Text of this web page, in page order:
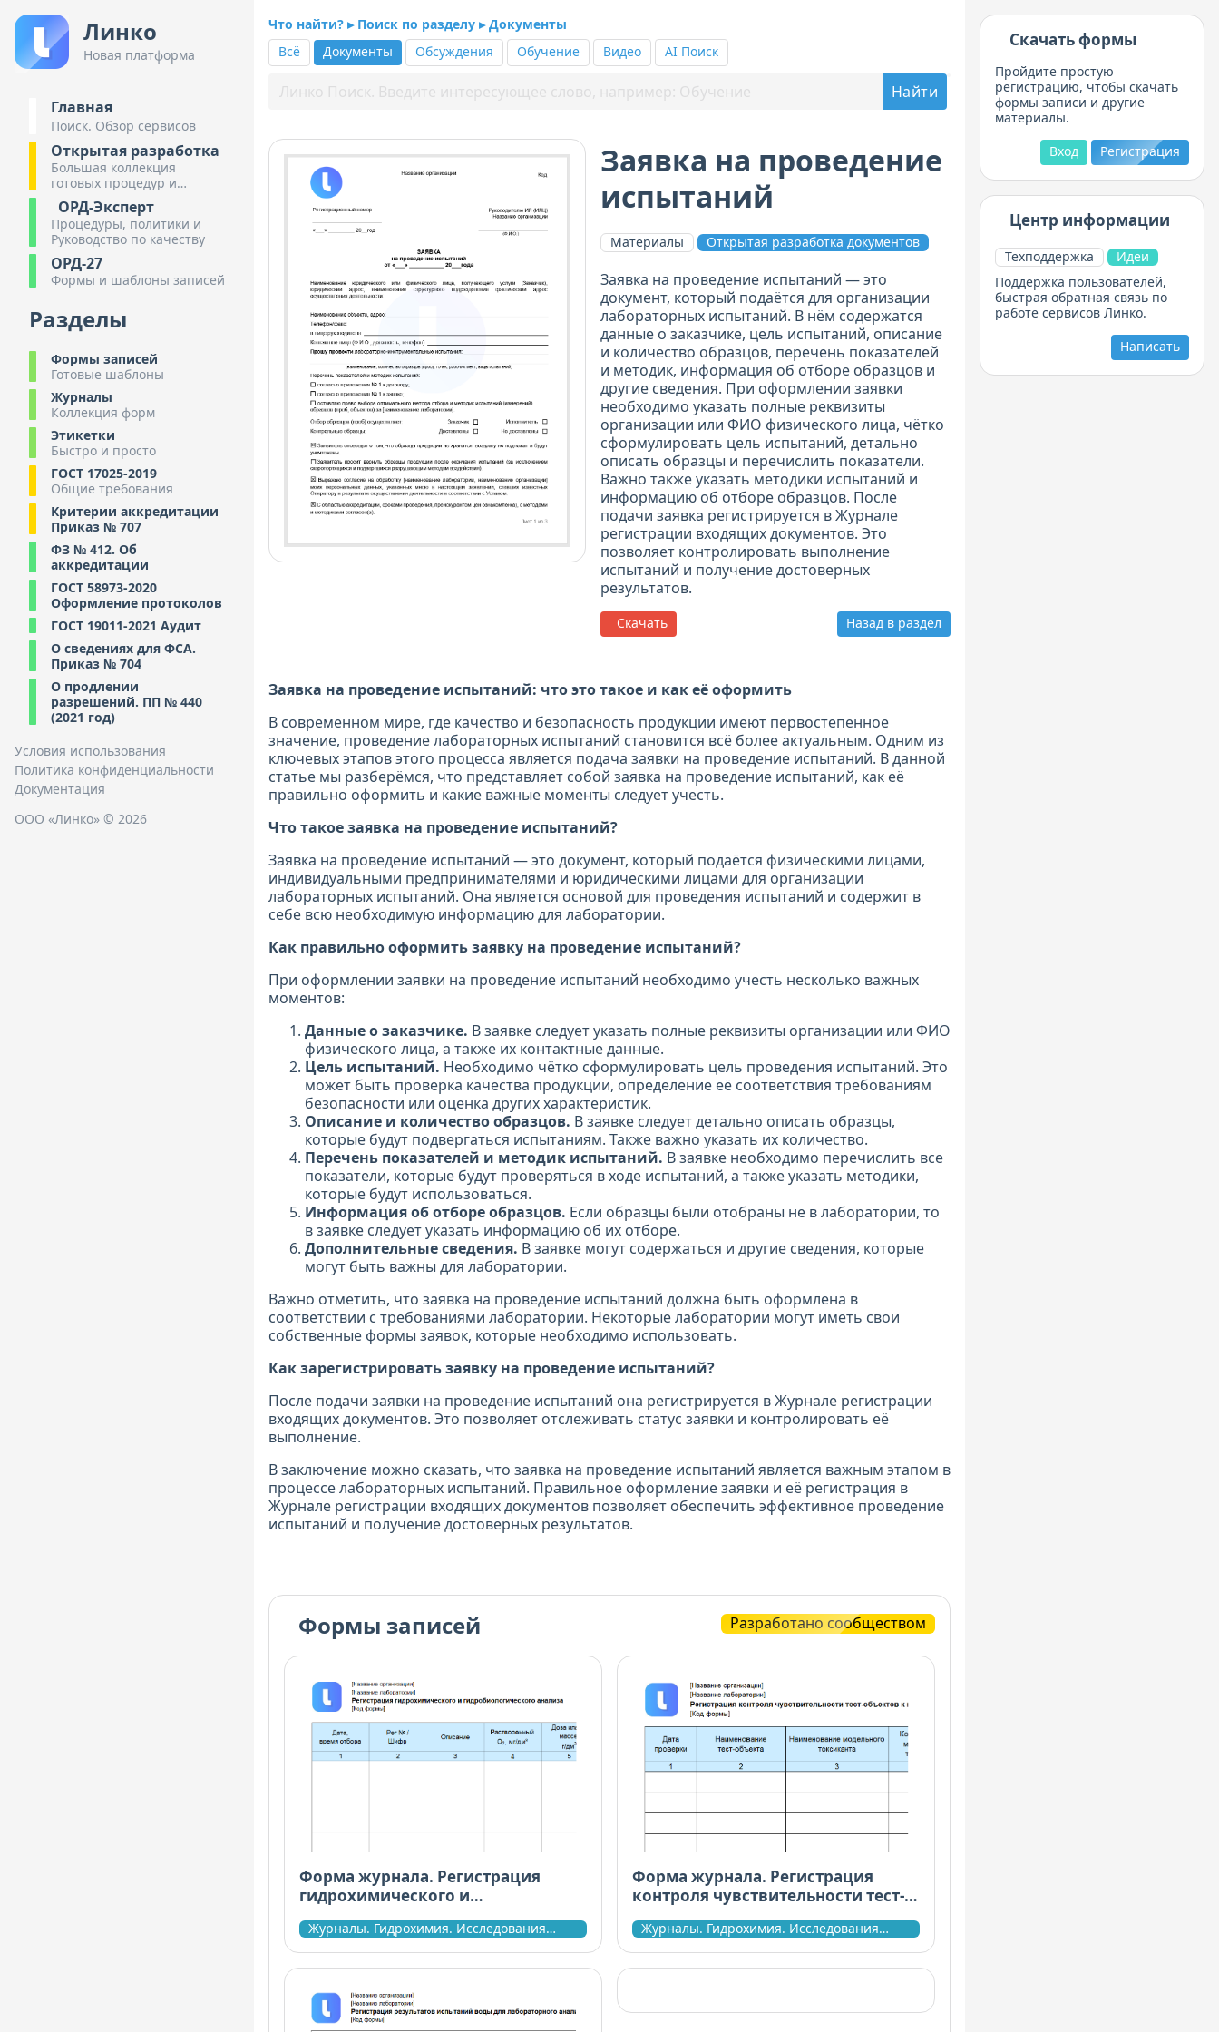
Линко
Новая платформа
Главная
Поиск. Обзор сервисов
Открытая разработка
Большая коллекция
готовых процедур и
инструкций
ОРД-Эксперт
Процедуры, политики и
Руководство по качеству
ОРД-27
Формы и шаблоны записей
Разделы
Формы записей
Готовые шаблоны
Журналы
Коллекция форм
Этикетки
Быстро и просто
ГОСТ 17025-2019
Общие требования
Критерии аккредитации
Приказ № 707
ФЗ № 412. Об
аккредитации
ГОСТ 58973-2020
Оформление протоколов
ГОСТ 19011-2021 Аудит
О сведениях для ФСА.
Приказ № 704
О продлении
разрешений. ПП № 440
(2021 год)
Условия использования
Политика конфиденциальности
Документация
ООО «Линко» © 2026
Что найти? ▸ Поиск по разделу ▸ Документы
Всё
Документы Обсуждения Обучение Видео AI Поиск
Заявка на проведение
испытаний
Материалы Открытая разработка документов
Заявка на проведение испытаний — это
документ, который подаётся для организации
лабораторных испытаний. В нём содержатся
данные о заказчике, цель испытаний, описание
и количество образцов, перечень показателей
и методик, информация об отборе образцов и
другие сведения. При оформлении заявки
необходимо указать полные реквизиты
организации или ФИО физического лица, чётко
сформулировать цель испытаний, детально
описать образцы и перечислить показатели.
Важно также указать методики испытаний и
информацию об отборе образцов. После
подачи заявка регистрируется в Журнале
регистрации входящих документов. Это
позволяет контролировать выполнение
испытаний и получение достоверных
результатов.
Скачать Назад в раздел
Заявка на проведение испытаний: что это такое и как её оформить
В современном мире, где качество и безопасность продукции имеют первостепенное
значение, проведение лабораторных испытаний становится всё более актуальным. Одним из
ключевых этапов этого процесса является подача заявки на проведение испытаний. В данной
статье мы разберёмся, что представляет собой заявка на проведение испытаний, как её
правильно оформить и какие важные моменты следует учесть.
Что такое заявка на проведение испытаний?
Заявка на проведение испытаний — это документ, который подаётся физическими лицами,
индивидуальными предпринимателями и юридическими лицами для организации
лабораторных испытаний. Она является основой для проведения испытаний и содержит в
себе всю необходимую информацию для лаборатории.
Как правильно оформить заявку на проведение испытаний?
При оформлении заявки на проведение испытаний необходимо учесть несколько важных
моментов:
Данные о заказчике. В заявке следует указать полные реквизиты организации или ФИО
физического лица, а также их контактные данные.
Цель испытаний. Необходимо чётко сформулировать цель проведения испытаний. Это
может быть проверка качества продукции, определение её соответствия требованиям
безопасности или оценка других характеристик.
Описание и количество образцов. В заявке следует детально описать образцы,
которые будут подвергаться испытаниям. Также важно указать их количество.
Перечень показателей и методик испытаний. В заявке необходимо перечислить все
показатели, которые будут проверяться в ходе испытаний, а также указать методики,
которые будут использоваться.
Информация об отборе образцов. Если образцы были отобраны не в лаборатории, то
в заявке следует указать информацию об их отборе.
Дополнительные сведения. В заявке могут содержаться и другие сведения, которые
могут быть важны для лаборатории.
Важно отметить, что заявка на проведение испытаний должна быть оформлена в
соответствии с требованиями лаборатории. Некоторые лаборатории могут иметь свои
собственные формы заявок, которые необходимо использовать.
Как зарегистрировать заявку на проведение испытаний?
После подачи заявки на проведение испытаний она регистрируется в Журнале регистрации
входящих документов. Это позволяет отслеживать статус заявки и контролировать её
выполнение.
В заключение можно сказать, что заявка на проведение испытаний является важным этапом в
процессе лабораторных испытаний. Правильное оформление заявки и её регистрация в
Журнале регистрации входящих документов позволяет обеспечить эффективное проведение
испытаний и получение достоверных результатов.
Формы записей Разработано сообществом
Форма журнала. Регистрация
гидрохимического и
Журналы. Гидрохимия. Исследования
токсичности
Форма журнала. Регистрация
контроля чувствительности тест-
токсиканту
Журналы. Гидрохимия. Исследования
токсичности
Скачать формы
Пройдите простую
регистрацию, чтобы скачать
формы записи и другие
материалы.
Регистрация
Вход
Центр информации
Техподдержка
Идеи
Поддержка пользователей,
быстрая обратная связь по
работе сервисов Линко.
Написать